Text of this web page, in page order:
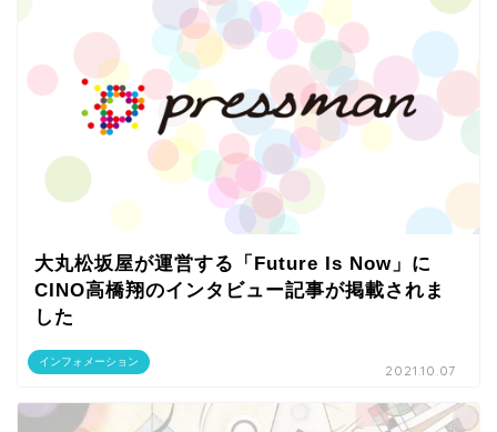
インフォメーション
大丸松坂屋が運営する「Future Is Now」に
CINO高橋翔のインタビュー記事が掲載されま
した
2021.10.07